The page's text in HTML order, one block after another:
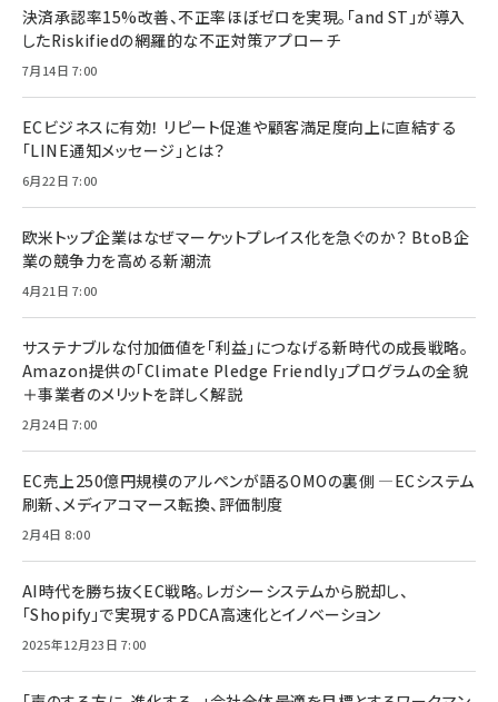
決済承認率15%改善、不正率ほぼゼロを実現。「and ST」が導入
したRiskifiedの網羅的な不正対策アプローチ
7月14日 7:00
ECビジネスに有効！ リピート促進や顧客満足度向上に直結する
「LINE通知メッセージ」とは？
6月22日 7:00
欧米トップ企業はなぜマーケットプレイス化を急ぐのか？ BtoB企
業の競争力を高める新潮流
4月21日 7:00
サステナブルな付加価値を「利益」につなげる新時代の成長戦略。
Amazon提供の「Climate Pledge Friendly」プログラムの全貌
＋事業者のメリットを詳しく解説
2月24日 7:00
EC売上250億円規模のアルペンが語るOMOの裏側 ―ECシステム
刷新、メディアコマース転換、評価制度
2月4日 8:00
AI時代を勝ち抜くEC戦略。レガシーシステムから脱却し、
「Shopify」で実現するPDCA高速化とイノベーション
2025年12月23日 7:00